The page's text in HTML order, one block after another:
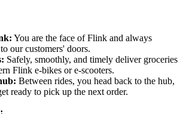
You are the face of Flink and always
our customers' doors.
Safely, smoothly, and timely deliver groceries
Flink e-bikes or e-scooters.
Between rides, you head back to the hub,
ready to pick up the next order.